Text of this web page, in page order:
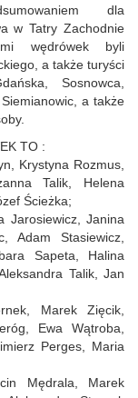
dla
w Tatry Zachodnie
wędrówek byli
a także turyści
Sosnowca,
a także
TO :
Krystyna Rozmus,
Talik, Helena
Ścieżka;
Jarosiewicz, Janina
Adam Stasiewicz,
Sapeta, Halina
Talik, Jan
Marek Zięcik,
Ewa Wątroba,
Perges, Maria
Mędrala, Marek